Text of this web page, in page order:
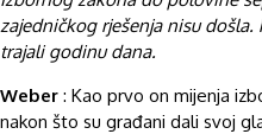
zajedničkog rješenja nisu
trajali godinu dana.
Weber : Kao prvo on mijenja
nakon što su građani dali svoj